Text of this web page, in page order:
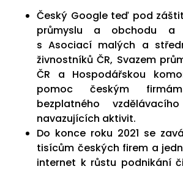
Český Google teď pod
průmyslu a obchodu a
s Asociací malých a
živnostníků ČR, Svazem
ČR a Hospodářskou
pomoc českým
bezplatného
navazujících aktivit.
Do konce roku 2021 se
tisícům českých firem a
internet k růstu podnikání